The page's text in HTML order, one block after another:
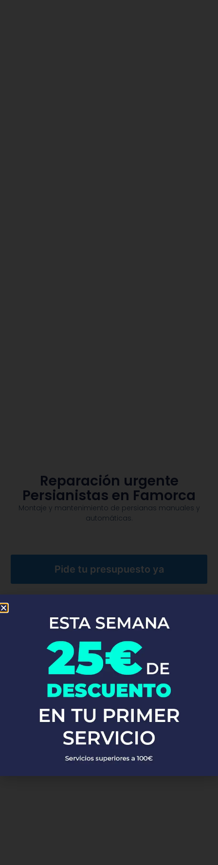
Reparación urgente
Persianistas en Famorca
Montaje y mantenimiento de persianas manuales y
automáticas.​
Pide tu presupuesto ya